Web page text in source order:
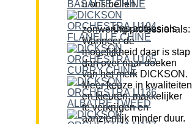
u ons bellen.
Ons advies als zonwering professionals:
Wanneer de
mogelijkheid daar is stap
dan over naar doeken
van het merk DICKSON.
Meer keuze in kwaliteiten
en kleuren, makkelijker
te verkrijgen en
aanzienlijk minder duur.